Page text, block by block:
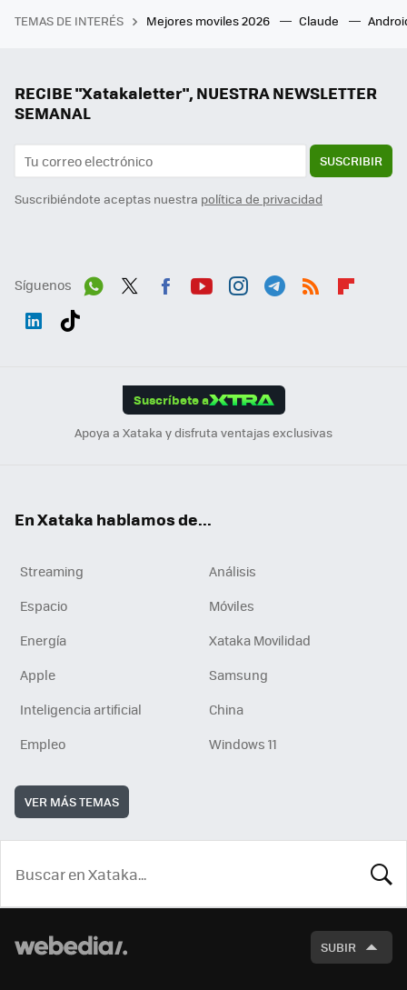
TEMAS DE INTERÉS Mejores moviles 2026 Claude
RECIBE "Xatakaletter", NUESTRA NEWSLETTER
SEMANAL
SUSCRIBIR
Suscribiéndote aceptas nuestra política de privacidad
Síguenos
Suscríbete a
Apoya a Xataka y disfruta ventajas exclusivas
En Xataka hablamos de...
Streaming
Análisis
Espacio
Móviles
Energía
Xataka Movilidad
Apple
Samsung
Inteligencia artificial
China
Empleo
Windows 11
VER MÁS TEMAS
SUBIR